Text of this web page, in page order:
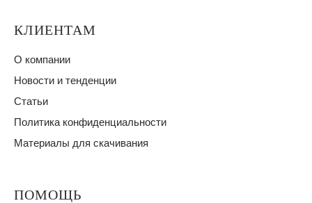
КЛИЕНТАМ
О компании
Новости и тенденции
Статьи
Политика конфиденциальности
Материалы для скачивания
ПОМОЩЬ